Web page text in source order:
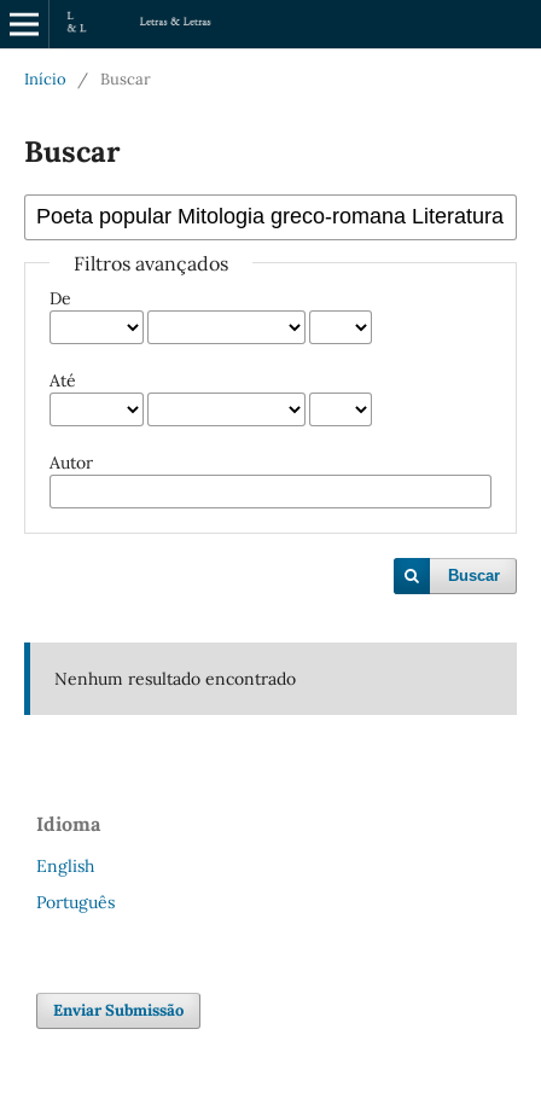
Início / Buscar
Buscar
Filtros avançados
De
Até
Autor
Buscar
Nenhum resultado encontrado
Idioma
English
Português
Enviar Submissão